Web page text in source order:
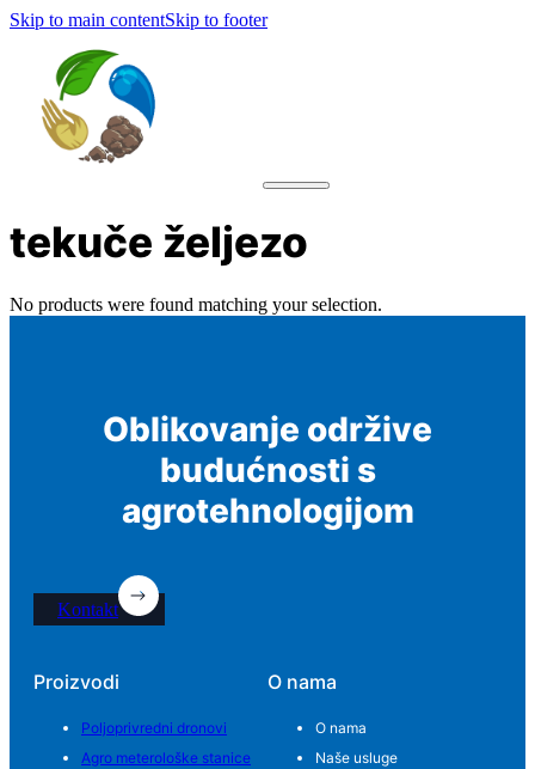
Skip to main contentSkip to footer
tekuče željezo
No products were found matching your selection.
Oblikovanje održive
budućnosti s
agrotehnologijom
Kontakt
Proizvodi
Poljoprivredni dronovi
Agro meterološke stanice
O nama
O nama
Naše usluge